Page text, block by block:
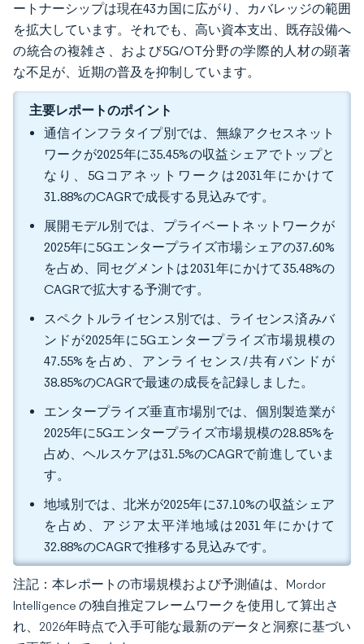
ートナーシップは現在43カ国に広がり、カバレッジの範囲
を拡大しています。それでも、高い資本支出、既存設備へ
の統合の複雑さ、および5G/OT分野の学際的人材の顕著
な不足が、近期の普及を抑制しています。
主要レポートのポイント
通信インフラタイプ別では、無線アクセスネット
ワークが2025年に35.45%の収益シェアでトップと
なり、5Gコアネットワークは2031年にかけて
31.88%のCAGRで成長する見込みです。
展開モデル別では、プライベートネットワークが
2025年に5Gエンタープライズ市場シェアの37.60%
を占め、同セグメントは2031年にかけて35.48%の
CAGRで拡大する予測です。
スペクトルライセンス別では、ライセンス済みバ
ンドが2025年に5Gエンタープライズ市場規模の
47.55%を占め、アンライセンス/共有バンドが
38.85%のCAGRで最速の成長を記録しました。
エンタープライズ垂直市場別では、個別製造業が
2025年に5Gエンタープライズ市場規模の28.85%を
占め、ヘルスケアは31.5%のCAGRで前進していま
す。
地域別では、北米が2025年に37.10%の収益シェア
を占め、アジア太平洋地域は2031年にかけて
32.88%のCAGRで推移する見込みです。
注記：本レポートの市場規模および予測値は、Mordor
Intelligence の独自推定フレームワークを使用して算出さ
れ、2026年時点で入手可能な最新のデータと洞察に基づい